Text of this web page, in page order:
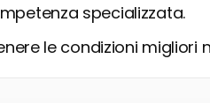
specializzata.
le condizioni migliori